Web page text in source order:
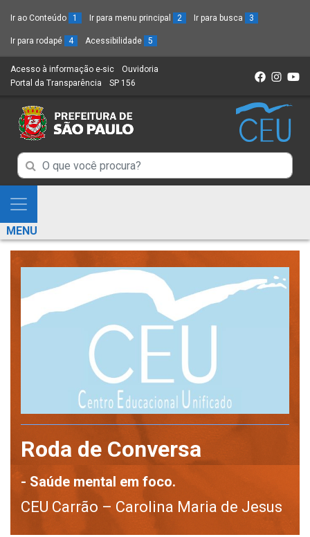
Ir ao Conteúdo 1 Ir para menu principal 2 Ir para busca 3
Ir para rodapé 4 Acessibilidade 5
Acesso à informação e-sic (Link
para
novo
sítio)
Ouvidoria
Portal da Transparência (Link
um
novo
SP 156
Campo
de
Busca
de
informações
Campo
de
de
informações
Mostra
e
Esconde
Menu
MENU
Roda de Conversa
- Saúde mental em foco.
CEU Carrão – Carolina Maria de Jesus